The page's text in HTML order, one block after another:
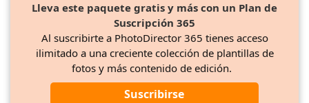
Lleva este paquete gratis y más con un Plan de
Suscripción 365
Al suscribirte a PhotoDirector 365 tienes acceso
ilimitado a una creciente colección de plantillas de
fotos y más contenido de edición.
Suscribirse